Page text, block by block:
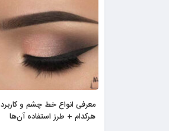
معرفی انواع خط چشم و کاربرد
هرکدام + طرز استفاده آن‌ها